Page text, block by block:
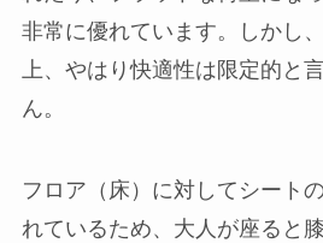
非常に優れています。しかし
上、やはり快適性は限定的と
ん。
フロア（床）に対してシート
れているため、大人が座ると